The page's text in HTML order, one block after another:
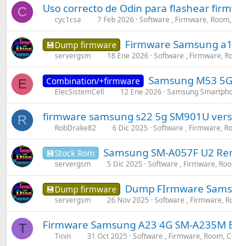
C Uso correcto de Odin para flashear
cyc1csa 7 Feb 2026 Software , Firmware,
💾Dump firmware Firmware Samsung
servergsm 18 Ene 2026 Software , Firmware,
E Combination/+firmware Samsung M53
ElecSistemCell 12 Ene 2026 Samsung
R firmware samsung s22 5g SM901U
RobDrake82 6 Dic 2025 Software , Firmware,
💾Stock Rom Samsung SM-A057F U2
servergsm 5 Dic 2025 Software , Firmware,
💾Dump firmware Dump FIrmware
servergsm 26 Nov 2025 Software , Firmware,
T Firmware Samsung A23 4G SM-A235M
Tinin 31 Oct 2025 Software , Firmware, Room,